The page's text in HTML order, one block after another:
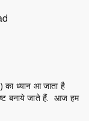
ध्यान आ जाता है
बनाये जाते हैं. आज हम